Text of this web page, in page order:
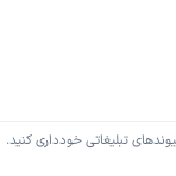
تبلیغاتی خودداری کنید.